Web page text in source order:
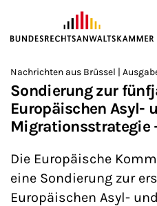
ZUM HAUPTINHALT
Sie befinden sich hier:
>
Startseite
>
Newsroom
>
Nachrichten aus Brüssel |
Sondierung zur
Europäischen Asyl-
Migrationsstrategie
Die Europäische
eine Sondierung zur
Europäischen Asyl-